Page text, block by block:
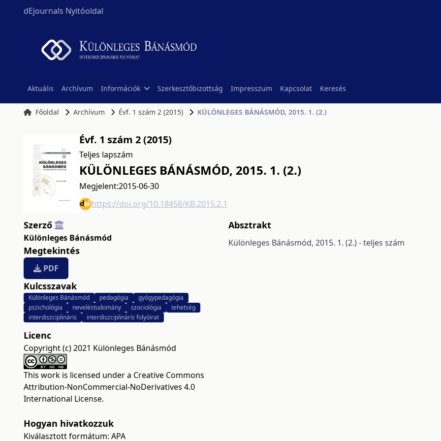
dEjournals Nyitóoldal
Aktuális Archívum Információk Szerkesztőbizottság Impresszum Kapcsolat Keresés
Főoldal Archívum Évf. 1 szám 2 (2015) KÜLÖNLEGES BÁNÁSMÓD, 2015. 1. (2.)
Évf. 1 szám 2 (2015)
Teljes lapszám
KÜLÖNLEGES BÁNÁSMÓD, 2015. 1. (2.)
Megjelent:2015-06-30
https://doi.org/10.18458/KB.2015.2.1
Szerző
Különleges Bánásmód
Megtekintés
PDF
Kulcsszavak
Különleges Bánásmód pedagógia
gyógypedagógia
pszichológia
neveléstudomány szociológia
tehetség
interdiszciplináris
interdiszciplináris folyóirat
Licenc
Copyright (c) 2021 Különleges Bánásmód
This work is licensed under a Creative Commons
Attribution-NonCommercial-NoDerivatives 4.0
International License.
Hogyan hivatkozzuk
Kiválasztott formátum: APA
Absztrakt
Különleges Bánásmód, 2015. 1. (2.) - teljes szám